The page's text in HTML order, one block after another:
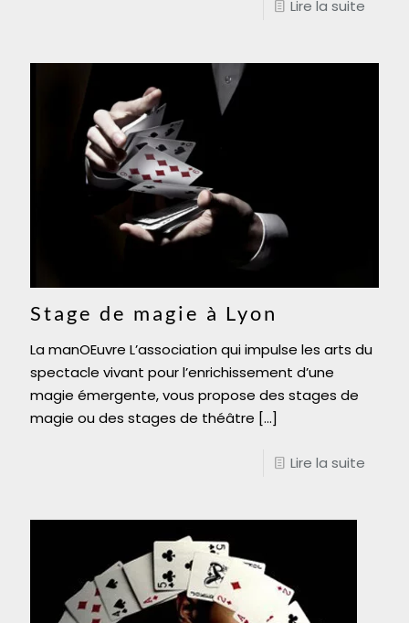
Lire la suite
Stage de magie à Lyon
La manOEuvre L’association qui impulse les arts du
spectacle vivant pour l’enrichissement d’une
magie émergente, vous propose des stages de
magie ou des stages de théâtre […]
Lire la suite